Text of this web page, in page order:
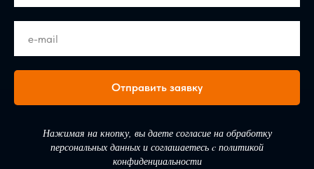
Отправить заявку
Нажимая на кнопку, вы даете согласие на обработку
персональных данных и соглашаетесь c политикой
конфиденциальности